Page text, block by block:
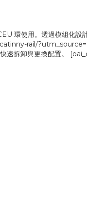
環使用。透過模組化
rail/
快速拆卸與更換配置